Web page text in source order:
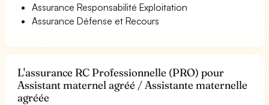
Assurance Responsabilité Exploitation
Assurance Défense et Recours
L'assurance RC Professionnelle (PRO) pour
Assistant maternel agréé / Assistante maternelle
agréée